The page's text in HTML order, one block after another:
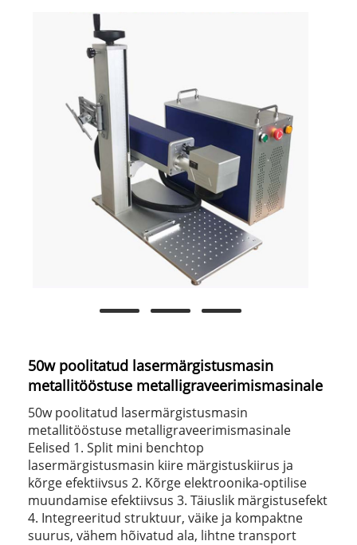
50w poolitatud lasermärgistusmasin
metallitööstuse metalligraveerimismasinale
50w poolitatud lasermärgistusmasin
metallitööstuse metalligraveerimismasinale
Eelised 1. Split mini benchtop
lasermärgistusmasin kiire märgistuskiirus ja
kõrge efektiivsus 2. Kõrge elektroonika-optilise
muundamise efektiivsus 3. Täiuslik märgistusefekt
4. Integreeritud struktuur, väike ja kompaktne
suurus, vähem hõivatud ala, lihtne transport